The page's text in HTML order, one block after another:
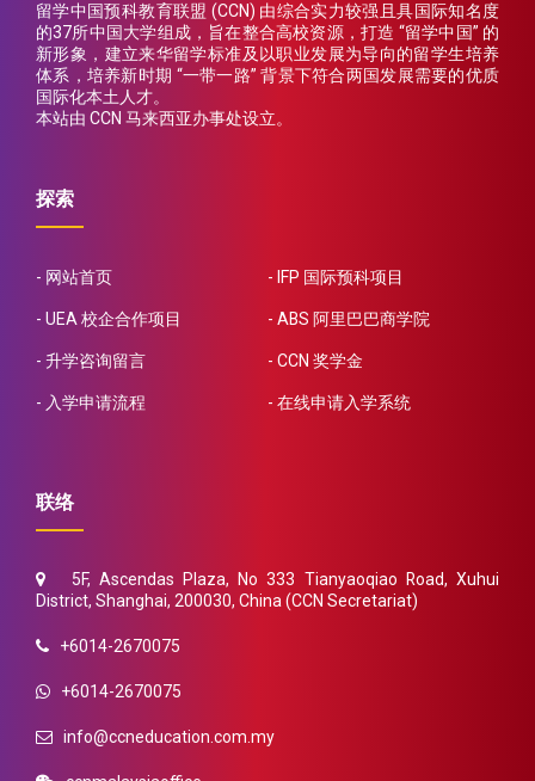
留学中国预科教育联盟 (CCN) 由综合实力较强且具国际知名度
的37所中国大学组成，旨在整合高校资源，打造 “留学中国” 的
新形象，建立来华留学标准及以职业发展为导向的留学生培养
体系，培养新时期 “一带一路” 背景下符合两国发展需要的优质
国际化本土人才。
本站由 CCN 马来西亚办事处设立。
探索
网站首页 IFP 国际预科项目
UEA 校企合作项目 ABS 阿里巴巴商学院
升学咨询留言 CCN 奖学金
入学申请流程 在线申请入学系统
联络
5F, Ascendas Plaza, No 333 Tianyaoqiao Road, Xuhui
District, Shanghai, 200030, China (CCN Secretariat)
+6014-2670075
+6014-2670075
info@ccneducation.com.my